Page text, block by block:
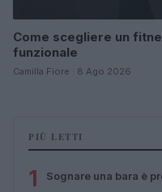
Come scegliere un
funzionale
Camilla Fiore · 8 Ago 2026
PIÙ LETTI
1 Sognare una bara è